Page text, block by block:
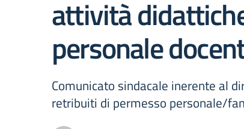
attività
personale
Comunicato sindacale inerente al
retribuiti di permesso personale/